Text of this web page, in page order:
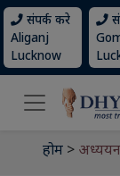
संपर्क करे
Aliganj
Lucknow
होम > अध्ययन